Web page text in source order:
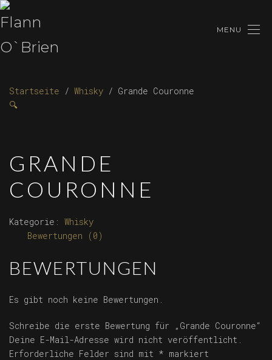
MENU
Startseite / Whisky / Grande Couronne
🔍
GRANDE
COURONNE
Kategorie: Whisky
Bewertungen (0)
BEWERTUNGEN
Es gibt noch keine Bewertungen.
Schreibe die erste Bewertung für „Grande Couronne“
Deine E-Mail-Adresse wird nicht veröffentlicht.
Erforderliche Felder sind mit * markiert